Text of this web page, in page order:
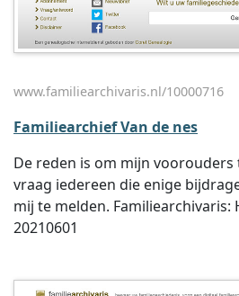
www.familiearchivaris.nl/10000716
Familiearchief Van de nes
De reden is om mijn
vraag iedereen die enige
mij te melden. Familiearchivaris:
20210601